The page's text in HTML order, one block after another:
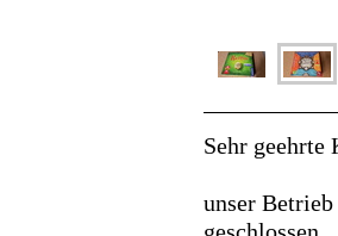
Sehr geehrte
unser